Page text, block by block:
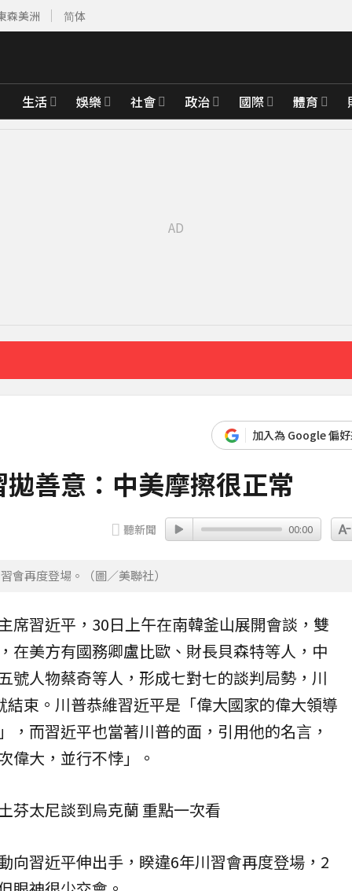
森美洲 简体
生活 娛樂 社會 政治 國際 體育
停營業 14分鐘前
加入為 Google 偏
善意：中美摩擦很正常
聽新聞 00:00
會再度登場。（圖／美聯社）
席習近平 ，30日上午在南韓釜山展開會談，雙
在美方有國務卿盧比歐、財長貝森特等人，中
號人物蔡奇等人，形成七對七的談判局勢， 川
結束。川普恭維習近平是「偉大國家的偉大領導
，而習近平也當著川普的面，引用他的名言，
偉大，並行不悖」。
芬太尼談到烏克蘭 重點一次看
向習近平伸出手，睽違6年川習會再度登場，2